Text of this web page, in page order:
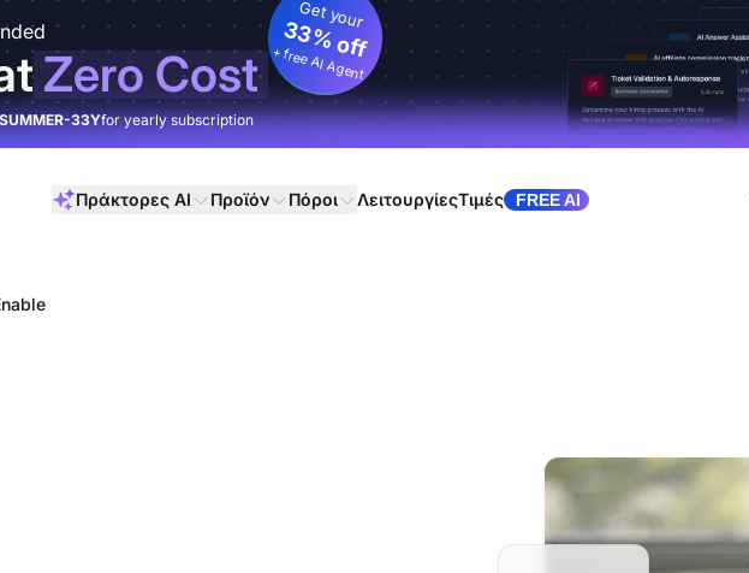
Zero Cost
Get your
33% off
+ free AI Agent
SUMMER-33Yfor yearly subscription
Πράκτορες AI Προϊόν Πόροι ΛειτουργίεςΤιμές FREE AI